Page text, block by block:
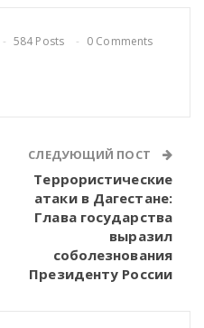
584 Posts 0 Comments
СЛЕДУЮЩИЙ ПОСТ
Террористические
атаки в Дагестане:
Глава государства
выразил
соболезнования
Президенту России